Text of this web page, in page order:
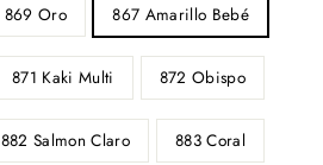
869 Oro 867 Amarillo Bebé
871 Kaki Multi 872 Obispo
882 Salmon Claro 883 Coral